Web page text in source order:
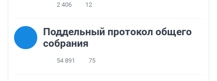
2 406 12
Поддельный протокол общего
собрания
54 891 75